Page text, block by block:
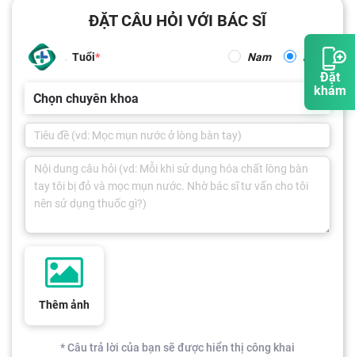
Đặt
khám
ĐẶT CÂU HỎI VỚI BÁC SĨ
Tuổi Nam Nữ
Chọn chuyên khoa
Thêm ảnh
* Câu trả lời của bạn sẽ được hiển thị công khai